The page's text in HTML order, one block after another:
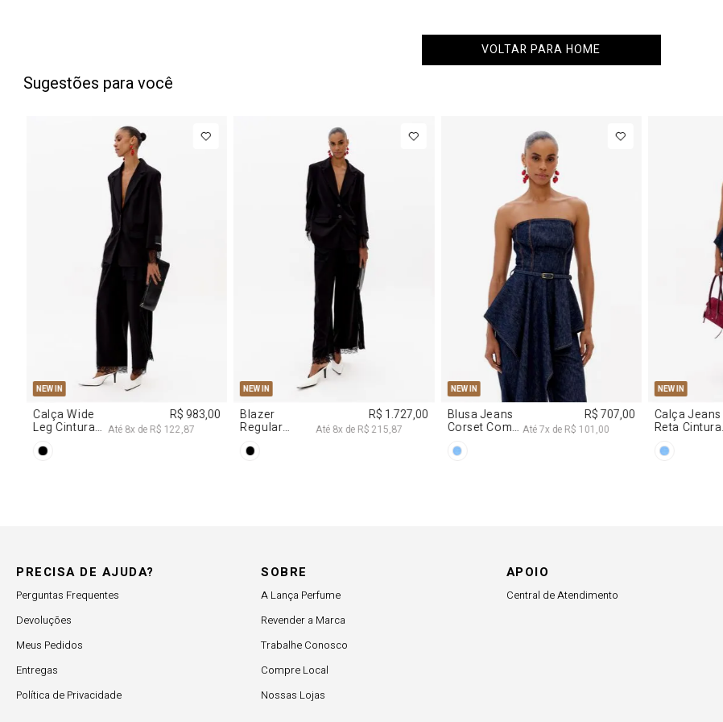
VOLTAR PARA HOME
Sugestões para você
NEW IN
PP P
Calça Wide
Leg Cintura
Renda
R$ 983,00
Até 8x deR$ 122,87
NEW IN
PP
Blazer
Regular
Com Renda
R$ 1.727,00
Até 8x deR$ 215,87
NEW IN
PP G
Blusa Jeans
Corset Com
R$ 707,00
Até7x deR$ 101,00
NEW IN
34
Calça Jeans
Reta Cintura
PRECISA DE AJUDA?
Perguntas Frequentes
Devoluções
Meus Pedidos
Entregas
Política de Privacidade
SOBRE
A Lança Perfume
Revender a Marca
Trabalhe Conosco
Compre Local
Nossas Lojas
APOIO
Central de Atendimento